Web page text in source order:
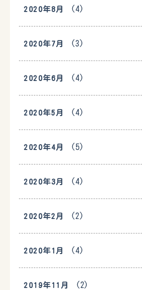
2020年8月 (4)
2020年7月 (3)
2020年6月 (4)
2020年5月 (4)
2020年4月 (5)
2020年3月 (4)
2020年2月 (2)
2020年1月 (4)
2019年11月 (2)